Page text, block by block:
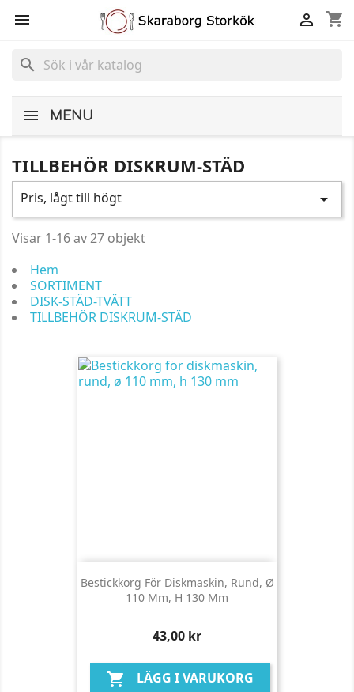
 shopping_cart

search
MENU
TILLBEHÖR DISKRUM-STÄD
Pris, lågt till högt 
Visar 1-16 av 27 objekt
Hem
SORTIMENT
DISK-STÄD-TVÄTT
TILLBEHÖR DISKRUM-STÄD
Bestickkorg För Diskmaskin, Rund, Ø
110 Mm, H 130 Mm
Pris
43,00 kr
 LÄGG I VARUKORG